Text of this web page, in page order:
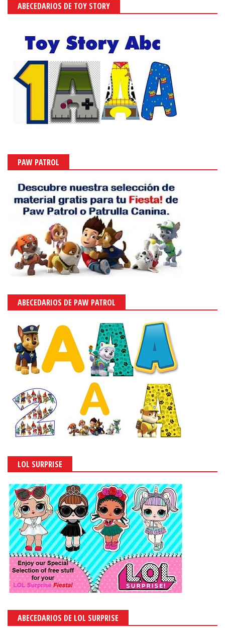
ABECEDARIOS DE TOY STORY
PAW PATROL
ABECEDARIOS DE PAW PATROL
LOL SURPRISE
ABECEDARIOS DE LOL SURPRISE